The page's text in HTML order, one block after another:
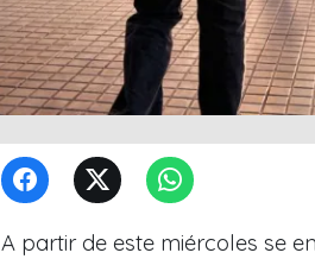
A partir de este miércoles se